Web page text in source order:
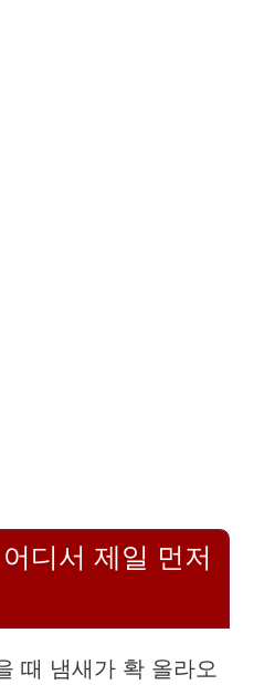
디서 제일 먼저
때 냄새가 확 올라오